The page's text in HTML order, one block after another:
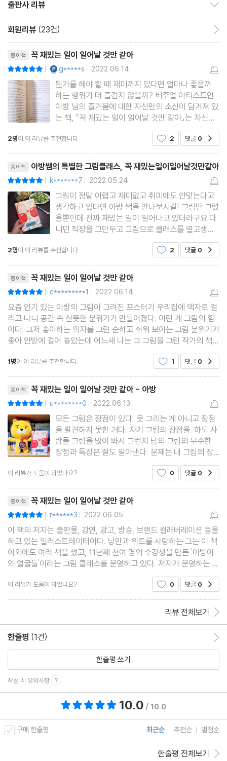
#25 지난 생의 앙코르를 살고 있습니다
#28 영화 향수, 바스키아, 피카소
#29 여행 취향
#30 보호자의 동의가 필요합니다
#31 가장 나다운
#32 그림의 문법, 삶의 레시피
#34 할머니 생선구이집
#36 적게 일하고 많이 벌기 위해
#37 나의 비전과 타인의 말
#38 우리가 과연 헤어질 수 있을까
#39 그때 그 고민 해결됐어요?
출판사 리뷰
회원리뷰 (23건)
종이책 꼭 재밌는 일이 일어날 것만 같아
| g*****s | 2022.06.14
뭔가를 해야 할 때 재미까지 있다면 얼마나 좋을까.
하는 행위가 더 즐겁지 않을까? 비주얼 아티스트인
아방 님의 즐거움에 대한 자신만의 소신이 담겨져 있
는 책, 『꼭 재밌는 일이 일어날 것만 같아』는 자신이
하는 일에 대한 열정이 고스란히 묻어나는 것 같아
꽤나 인상적인 작품이였다. 요즘 젊은 세대들에게
구하고 표
2명이 이 리뷰를 추천합니다. 2 댓글 0
종이책 아방쌤의 특별한 그림클래스, 꼭 재밌는일이일어날것만같아
| k*******7 | 2022.05.24
그림이 정말 어렵고 재미없고 취미에도 안맞는다고
생각하고 있다면 아방 쌤을 만나보시길! 그림만 그렸
을뿐인데 진짜 재밌는 일이 일어나고 있더라구요.다
니던 직장을 그만두고 그림으로 클래스를 열고생각
지 못한 곳에서 정말 특별한 수업을 하는 등 수강생
들과의 각양각색의 에피소드와 그림으로 힐링하는
도는 식은 죽 먹기인 척
2명이 이 리뷰를 추천합니다. 2 댓글 0
종이책 꼭 재밌는 일이 일어날 것만 같아
| c*********1 | 2022.06.14
요즘 인기 있는 아방의 그림이 그려진 포스터가 우리집에 액자로 걸
리고 나니 공간 속 산뜻한 분위기가 만들어졌다. 이런 게 그림의 힘
이다. 그저 좋아하는 의자를 그린 순하고 쉬워 보이는 그림 분위기가
좋아 안방에 걸어 놓았는데 어느새 나는 그 그림을 그린 작가의 책을
들여다 보며 그녀와 친구가 된 듯한 기분으로 책장을 넘기고 또 넘긴
다. 남자친구와 라면을 먹으면서 돈이
1명이 이 리뷰를 추천합니다. 1 댓글 0
종이책 꼭 재밌는 일이 일어날 것만 같아 - 아방
| u********0 | 2022.06.13
모든 그림은 장점이 있다. 못 그리는 게 아니고 장점
을 발견하지 못한 거다. 자기 그림의 장점을. 하도 사
람들 그림을 많이 봐서 그런지 남의 그림의 무수한
장점과 특징은 잘도 알아낸다. 문제는 내 그림의 장
점을 찾는 게 어렵다. 아니, 웬만큼 뭔지 알고는 있으
나 수시로 잊어버린다. 다 그런가 보다. 내 건 객관적
이유
이 리뷰가 도움이 되었나요? 0 댓글 0
종이책 꼭 재밌는 일이 일어날 것만 같아
| r******3 | 2022.06.05
이 책의 저자는 출판물, 강연, 광고, 방송, 브랜드 컬래버레이션 등을
하고 있는 일러스트레이터이다. 낭만과 위트를 사랑하는 그는 이 책
이외에도 여러 책을 썼고, 11년째 천여 명의 수강생을 만든 '아방이
와 얼굴들'이라는 그림 클래스를 운영하고 있다. 저자가 운영하는 클
래스가 특이한 게, 그림을 잘 그리게 도와주는 게 아니라 그리고 싶
은 것을 그리고 싶은 대로 그릴 수 있도
이 리뷰가 도움이 되었나요? 0 댓글 0
리뷰 전체보기
한줄평 (1건)
한줄평 쓰기
작성 시 유의사항
10.0 / 10.0
구매 한줄평 최근순 추천순 별점순
한줄평 전체보기